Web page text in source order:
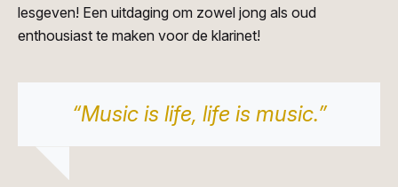
lesgeven! Een uitdaging om zowel jong als oud
enthousiast te maken voor de klarinet!
“Music is life, life is music.”